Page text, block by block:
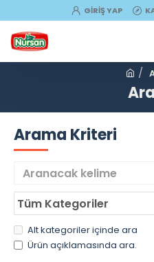
GIRIŞ YAP
Arama Kriteri
Alt kategoriler içinde ara
Ürün açıklamasında ara.